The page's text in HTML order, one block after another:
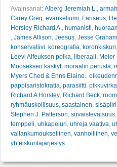
Avainsanat: Alberg Jeremiah L.
Carey Greg evankeliumi Fariseus
Horsley Richard A.
humanisti
James Allison Jeesus Jesse Graham
konservatiivi koreografia koronkiskuri
Leevi Alfeuksen poika liberaali Meier
Mooseksen käskyt, moraalin perusta
Myers Ched & Enns Elaine.
pappisaristokratia parasiitti
Richard A Horsley Richard Beck
ryhmäuskollisuus saastainen sisäpiiri
Stephen J. Patterson suvaistevaisuus
temppeli uhkapeluri uhreja vaativa
vallankumouksellinen vanhoillinen
yhteiskuntajärjestys